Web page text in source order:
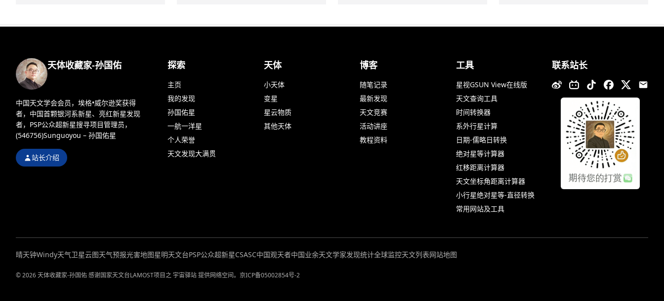
天体收藏家-孙国佑
中国天文学会会员，埃格•威尔逊奖获得
者，中国首颗银河系新星、亮红新星发现
者，PSP公众超新星搜寻项目管理员，
(546756)Sunguoyou – 孙国佑星
站长介绍
探索
主页
我的发现
孙国佑星
一航一洋星
个人荣誉
天文发现大满贯
天体
小天体
变星
星云物质
其他天体
博客
随笔记录
最新发现
天文竞赛
活动讲座
教程资料
工具
星视GSUN View在线版
天文查询工具
时间转换器
系外行星计算
日期-儒略日转换
绝对星等计算器
红移距离计算器
天文坐标角距离计算器
小行星绝对星等-直径转换
常用网站及工具
联系站长
晴天钟Windy天气卫星云图天气预报光害地图星明天文台PSP公众超新星CSASC中国观天者中国业余天文学家发现统计全球监控天文列表网站地图
© 2026 天体收藏家-孙国佑 感谢国家天文台LAMOST项目之 宇宙驿站 提供网络空间。 京ICP备05002854号-2